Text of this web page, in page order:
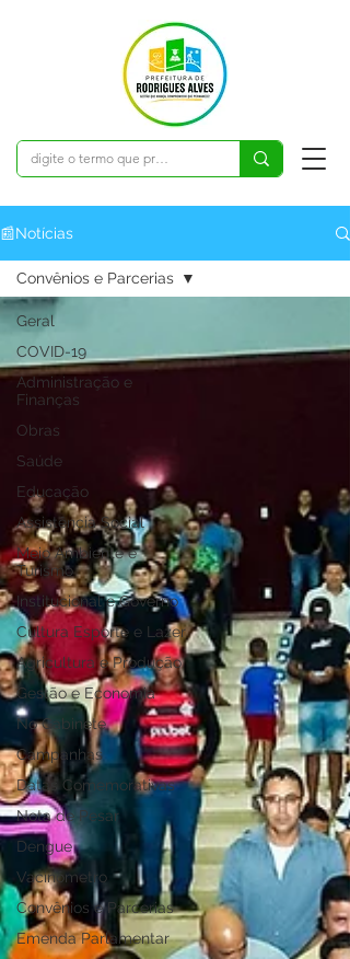
📰Notícias
Geral
COVID-19
Administração e
Finanças
Obras
Saúde
Educação
Assistência Social
Meio Ambiente e
Turismo
Institucional e Governo
Cultura Esporte e Lazer
Agricultura e Produção
Gestão e Economia
No Gabinete
Campanhas
Datas Comemorativas
Nota de Pesar
Dengue
Vacinômetro
Convênios e Parcerias
Emenda Parlamentar
Convênios e Parcerias